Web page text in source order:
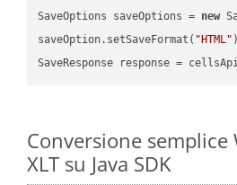
SaveOptions saveOptions = new
saveOption.setSaveFormat( "HTML"
SaveResponse response =
Conversione semplice
XLT su Java SDK